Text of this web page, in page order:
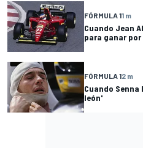
FÓRMULA 11 m
Cuando Jean
para ganar por
FÓRMULA 12 m
Cuando
león'